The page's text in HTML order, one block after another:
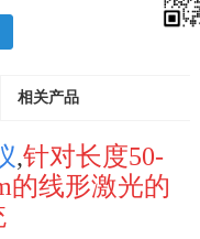
相关产品
,针对长度50-
的线形激光的